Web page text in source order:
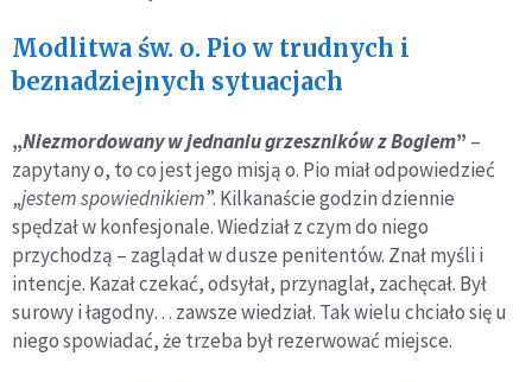
Modlitwa św. o. Pio w trudnych i
beznadziejnych sytuacjach
„Niezmordowany w jednaniu grzeszników z Bogiem” –
zapytany o, to co jest jego misją o. Pio miał odpowiedzieć
„jestem spowiednikiem”. Kilkanaście godzin dziennie
spędzał w konfesjonale. Wiedział z czym do niego
przychodzą – zaglądał w dusze penitentów. Znał myśli i
intencje. Kazał czekać, odsyłał, przynaglał, zachęcał. Był
surowy i łagodny… zawsze wiedział. Tak wielu chciało się u
niego spowiadać, że trzeba był rezerwować miejsce.